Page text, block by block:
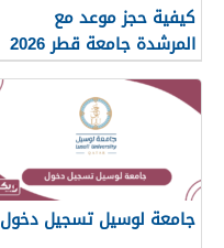
كيفية حجز موعد مع
المرشدة جامعة قطر 2026
جامعة لوسيل تسجيل دخول